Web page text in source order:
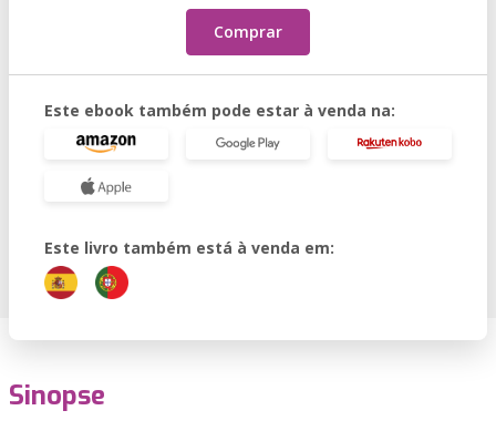
Comprar
Este ebook também pode estar à venda na:
Este livro também está à venda em:
Sinopse